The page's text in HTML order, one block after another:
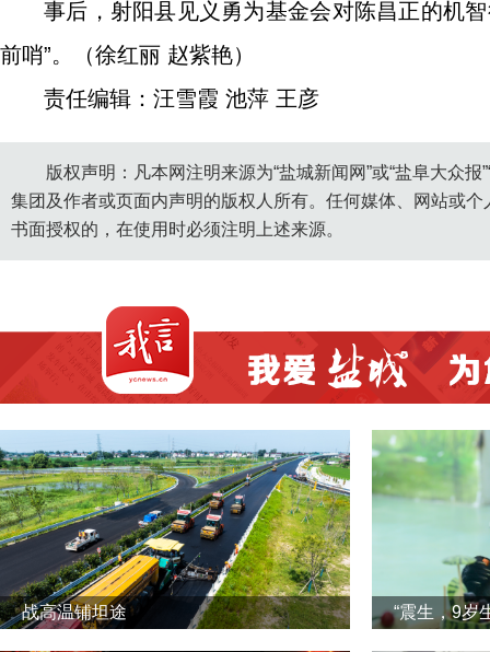
事后，射阳县见义勇为基金会对陈昌正的机
前哨”。（徐红丽 赵紫艳）
责任编辑：汪雪霞 池萍 王彦
版权声明：凡本网注明来源为“盐城新闻网”或“盐阜大众
集团及作者或页面内声明的版权人所有。任何媒体、网站或
书面授权的，在使用时必须注明上述来源。
战高温铺坦途 “震生，9岁